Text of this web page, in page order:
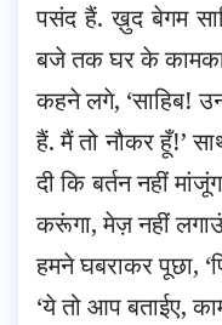
पसंद हैं. ख़ुद बेगम
बजे तक घर के
कहने लगे, ‘साहिब!
हैं. मैं तो नौकर हूँ!’
दी कि बर्तन नहीं
करूंगा, मेज़ नहीं
हमने घबराकर पूछा,
‘ये तो आप बताईए,